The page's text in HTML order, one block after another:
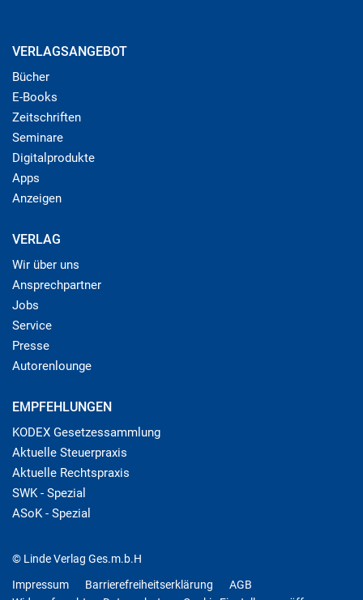
VERLAGSANGEBOT
Bücher
E-Books
Zeitschriften
Seminare
Digitalprodukte
Apps
Anzeigen
VERLAG
Wir über uns
Ansprechpartner
Jobs
Service
Presse
Autorenlounge
EMPFEHLUNGEN
KODEX Gesetzessammlung
Aktuelle Steuerpraxis
Aktuelle Rechtspraxis
SWK - Spezial
ASoK - Spezial
© Linde Verlag Ges.m.b.H
Impressum
Barrierefreiheitserklärung
AGB